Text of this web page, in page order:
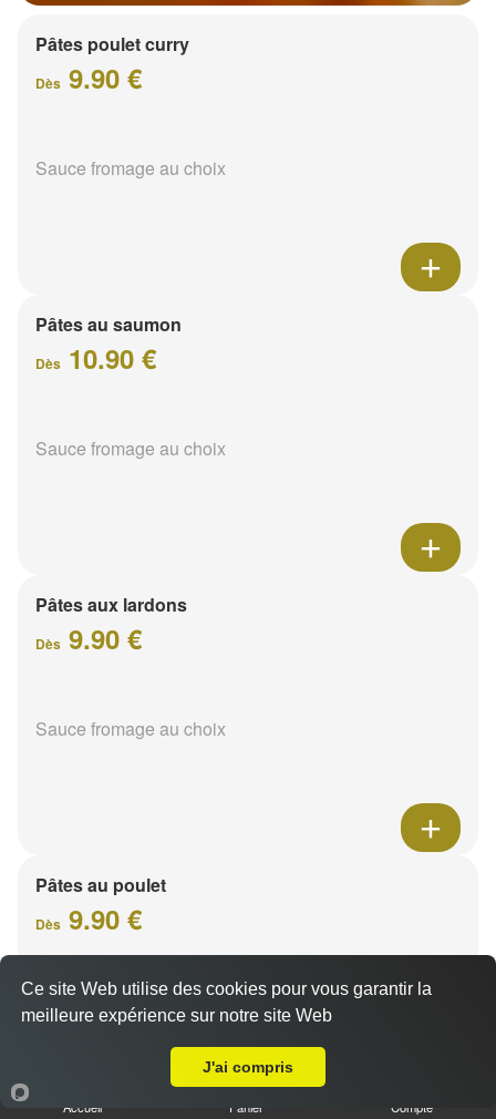
Pâtes poulet curry
Dès 9.90 €
Sauce fromage au choix
Pâtes au saumon
Dès 10.90 €
Sauce fromage au choix
Pâtes aux lardons
Dès 9.90 €
Sauce fromage au choix
Pâtes au poulet
Dès 9.90 €
Sauce fromage au choix
Accueil Panier Compte
Ce site Web utilise des cookies pour vous garantir la
meilleure expérience sur notre site Web
J'ai compris